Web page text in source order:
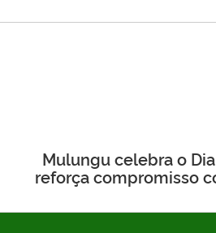
Mulungu celebra o
reforça compromisso